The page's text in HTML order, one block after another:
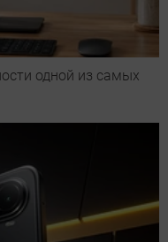
одной из самых